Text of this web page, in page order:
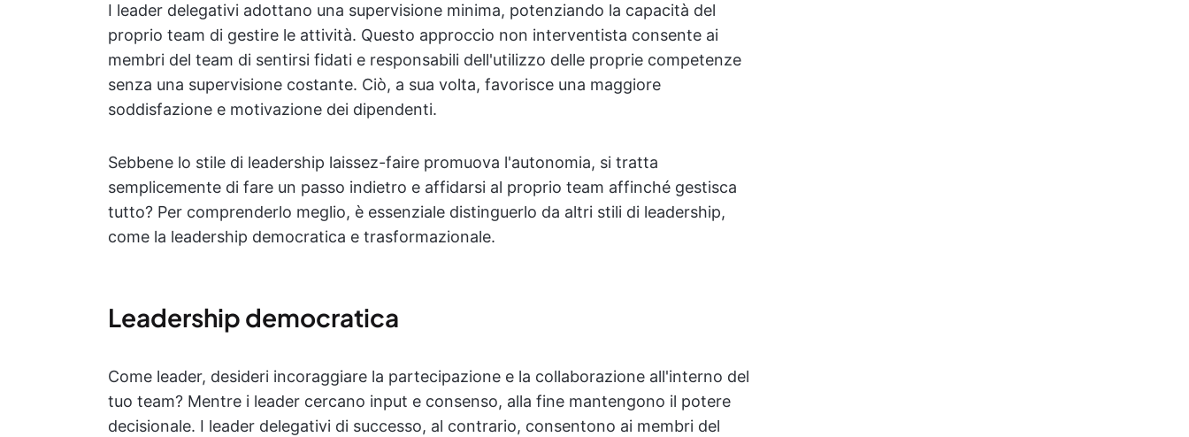
I leader delegativi adottano una supervisione minima, potenziando la capacità del
proprio team di gestire le attività. Questo approccio non interventista consente ai
membri del team di sentirsi fidati e responsabili dell'utilizzo delle proprie competenze
senza una supervisione costante. Ciò, a sua volta, favorisce una maggiore
soddisfazione e motivazione dei dipendenti.
Sebbene lo stile di leadership laissez-faire promuova l'autonomia, si tratta
semplicemente di fare un passo indietro e affidarsi al proprio team affinché gestisca
tutto? Per comprenderlo meglio, è essenziale distinguerlo da altri stili di leadership,
come la leadership democratica e trasformazionale.
Leadership democratica
Come leader, desideri incoraggiare la partecipazione e la collaborazione all'interno del
tuo team? Mentre i leader cercano input e consenso, alla fine mantengono il potere
decisionale. I leader delegativi di successo, al contrario, consentono ai membri del